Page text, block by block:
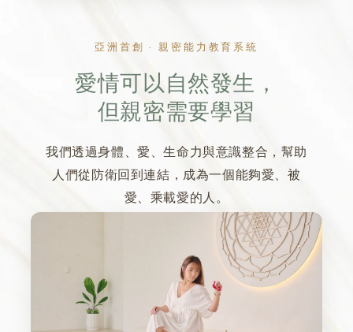
亞洲首創 · 親密能力教育系統
愛情可以自然發生，
但親密需要學習
我們透過身體、愛、生命力與意識整合，幫助
人們從防衛回到連結，成為一個能夠愛、被
愛、乘載愛的人。